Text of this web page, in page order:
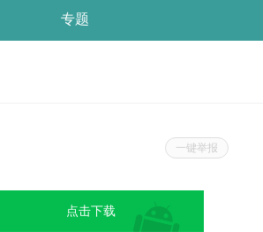
专题
一键举报
点击下载